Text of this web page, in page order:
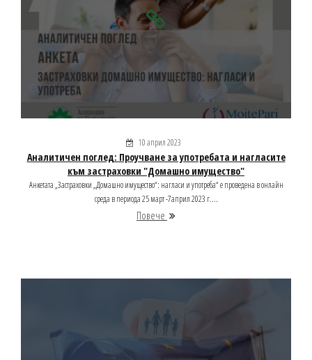
10 април 2023
Аналитичен поглед: Проучване за употребата и нагласите
към застраховки "Домашно имущество"
Анкетата „Застраховки „Домашно имущество“: нагласи и употреба“ e проведена в онлайн
среда в периода 25 март -7април 2023 г....
Повече